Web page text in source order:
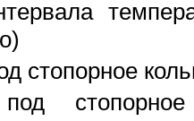
стопорное
под